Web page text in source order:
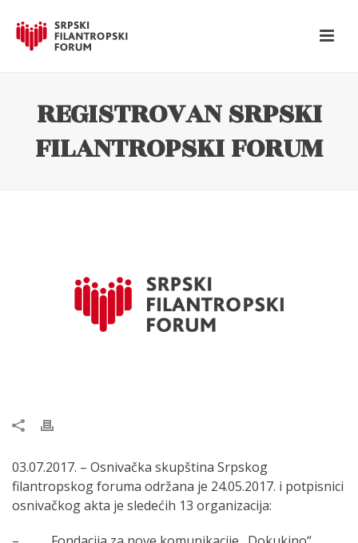
REGISTROVAN SRPSKI
FILANTROPSKI FORUM
03.07.2017. – Osnivačka skupština Srpskog
filantropskog foruma održana je 24.05.2017. i potpisnici
osnivačkog akta je sledećih 13 organizacija: